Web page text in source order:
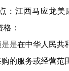
：江西马应龙美
：
是在中华人民共
的服务或经营范